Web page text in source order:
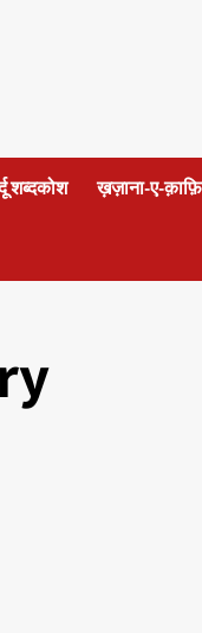
शब्दकोश ख़ज़ाना-ए-